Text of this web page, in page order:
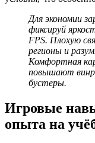
Для экономии
фиксируй
FPS. Плохую
регионы и
Комфортная
повышают
бустеры.
Игровые
опыта на